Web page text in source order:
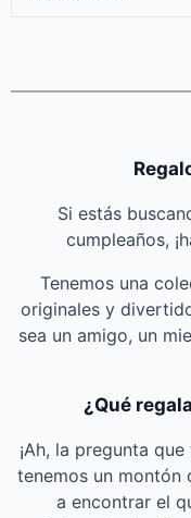
Si estás
cumpleaños,
Tenemos una
originales y
sea un amigo, un
¿Qué
¡Ah, la pregunta
tenemos un montón
a encontrar el